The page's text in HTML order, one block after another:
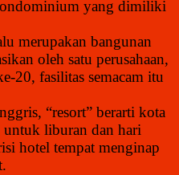
yang dimiliki
merupakan bangunan
oleh satu perusahaan,
20, fasilitas semacam itu
“resort” berarti kota
liburan dan hari
hotel tempat menginap